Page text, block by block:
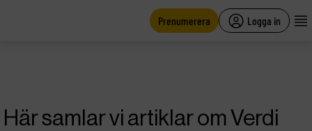
Prenumerera Logga in
Här samlar vi artiklar om Verdi